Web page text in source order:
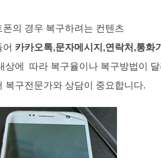
폰의 경우 복구하려는 컨텐츠
어 카카오톡,문자메시지,연락처,통화
상에  따라 복구율이나 복구방법이
복구전문가와 상담이 중요합니다.